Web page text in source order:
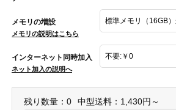
メモリの増設
メモリの説明はこちら
インターネット同時加入
ネット加入の説明へ
残り数量：0 中型送料：1,430円～